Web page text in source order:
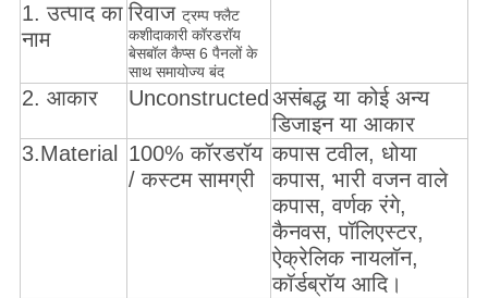
1. उत्पाद का
नाम
रिवाज ट्रम्प फ्लैट
कशीदाकारी कॉरडरॉय
बेसबॉल कैप्स 6 पैनलों के
साथ समायोज्य बंद
2. आकार Unconstructed असंबद्ध या कोई अन्य
डिजाइन या आकार
3.Material
100% कॉरडरॉय
/ कस्टम सामग्री
कपास टवील, धोया
कपास, भारी वजन वाले
कपास, वर्णक रंगे,
कैनवस, पॉलिएस्टर,
ऐक्रेलिक नायलॉन,
कॉर्डब्रॉय आदि।